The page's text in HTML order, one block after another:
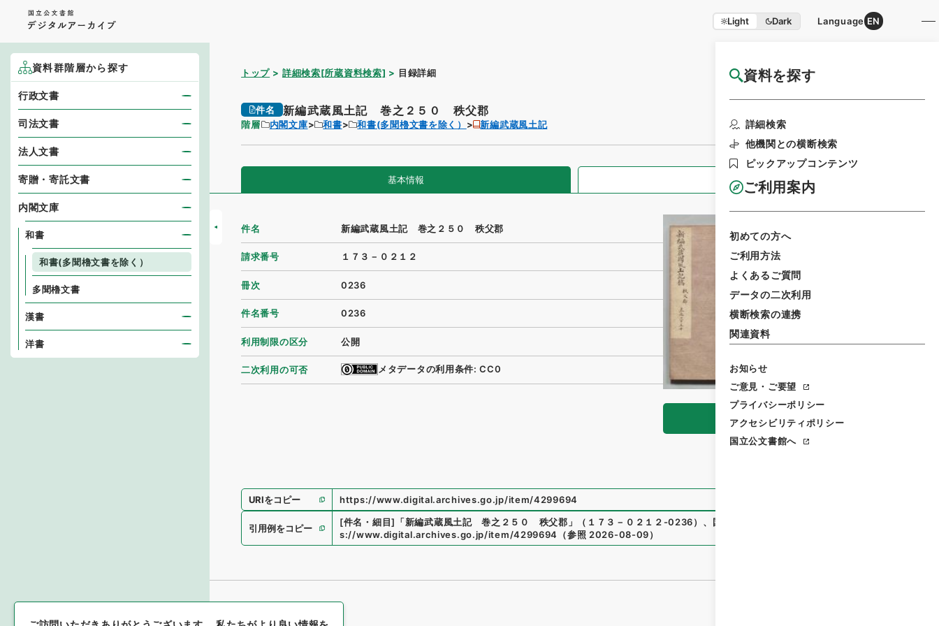
Light Dark Language EN
資料を探す
詳細検索
他機関との横断検索
ピックアップコンテンツ
ご利用案内
初めての方へ
ご利用方法
よくあるご質問
データの二次利用
横断検索の連携
関連資料
お知らせ
ご意見・ご要望
プライバシーポリシー
アクセシビリティポリシー
国立公文書館へ
トップ 詳細検索[所蔵資料検索] 目録詳細 国立公文書館HP利用案内
件名 新編武蔵風土記 巻之２５０ 秩父郡
階層 内閣文庫 和書 和書(多聞櫓文書を除く） 新編武蔵風土記
基本情報 全ての情報
閲覧
件名 新編武蔵風土記 巻之２５０ 秩父郡
請求番号 １７３－０２１２
冊次 0236
件名番号 0236
利用制限の区分 公開
二次利用の可否 メタデータの利用条件: CC0
URIをコピー https://www.digital.archives.go.jp/item/4299694
引用例をコピー
[件名・細目] 「新編武蔵風土記 巻之２５０ 秩父郡 」 （ １７３－０２１２-0236） 、 国立公文書館デジタルアーカイブ
s://www.digital.archives.go.jp/item/4299694
（参照 2026-08-09）
資料群階層から探す
行政文書
司法文書
法人文書
寄贈・寄託文書
内閣文庫
和書
和書(多聞櫓文書を除く）
多聞櫓文書
漢書
洋書